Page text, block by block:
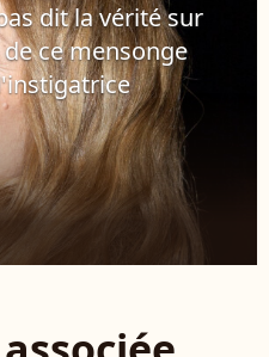
dit la vérité sur
ce mensonge